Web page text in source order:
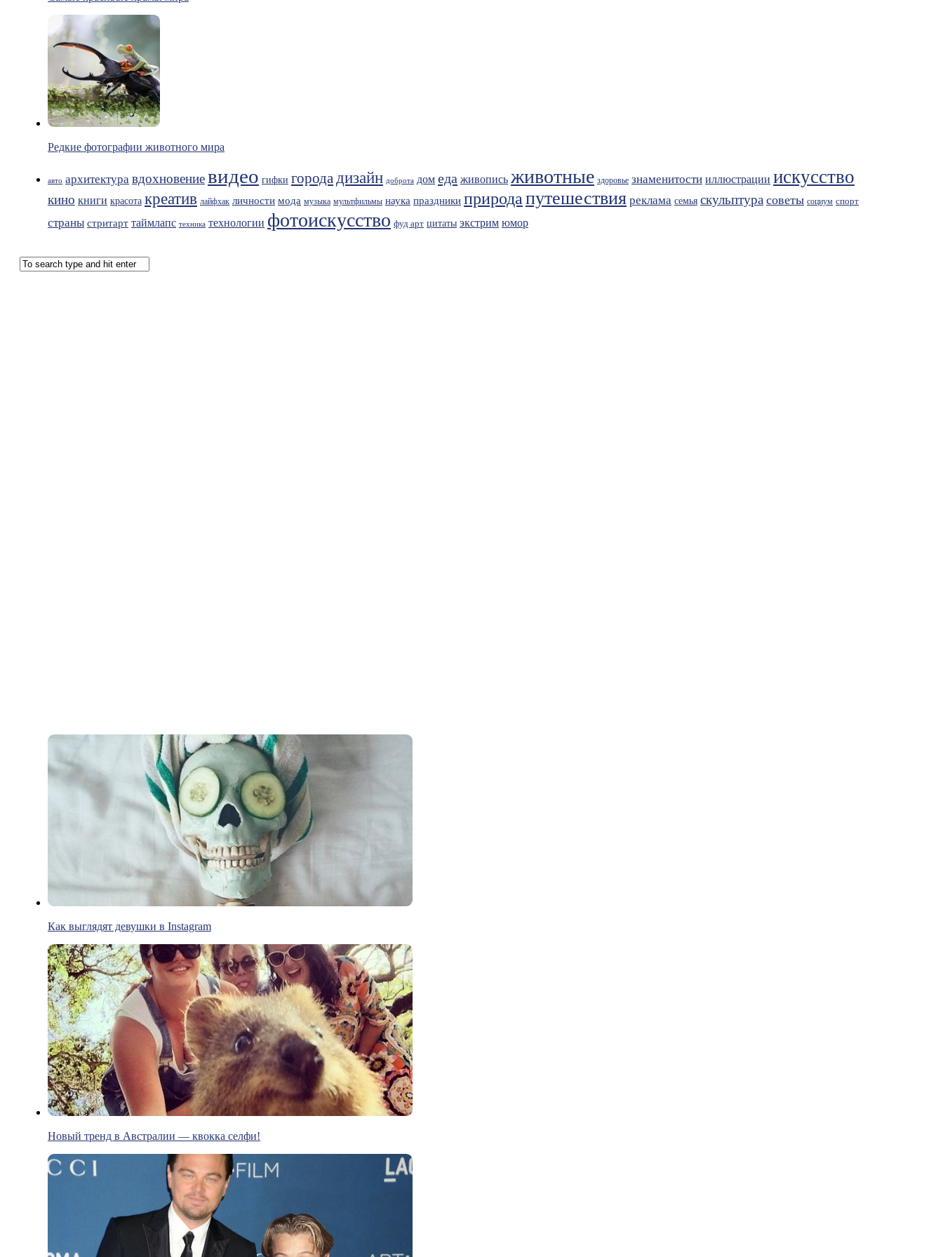
Редкие фотографии животного мира
авто архитектура вдохновениевидео гифки городадизайн доброта дом еда живопись животные здоровье знаменитости иллюстрации искусство
кино книги красота креатив лайфхак личности мода музыка мультфильмы наука праздники природапутешествия реклама семья скульптура советы социум спорт
страны стритарт таймлапс техника технологии фотоискусство фуд арт цитаты экстрим юмор
Как выглядят девушки в Instagram
Новый тренд в Австралии — квокка селфи!